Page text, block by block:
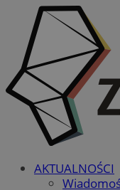
AKTUALNOŚCI